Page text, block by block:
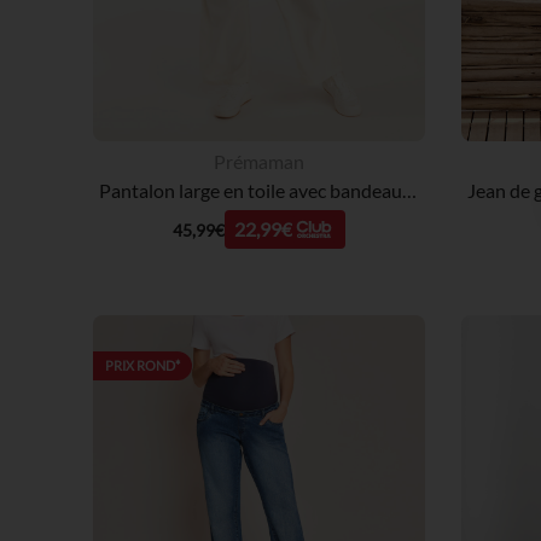
Pantalon large en toile avec bandeau de grossesse haut
45,99€ 22,99€
PRIX ROND*